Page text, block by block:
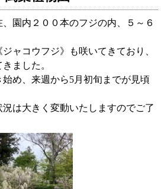
園内２００本のフジの内、５～６
ャコウフジ》も咲いてきており、
ました。
め、来週から5月初旬までが見頃
は大きく変動いたしますのでご了